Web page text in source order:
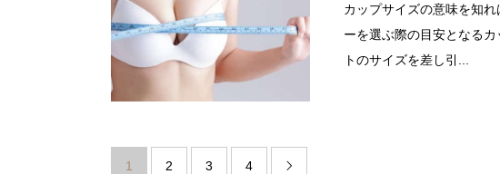
カップサイズの意味を知
ーを選ぶ際の目安となる
トのサイズを差し引...
1 2 3 4 